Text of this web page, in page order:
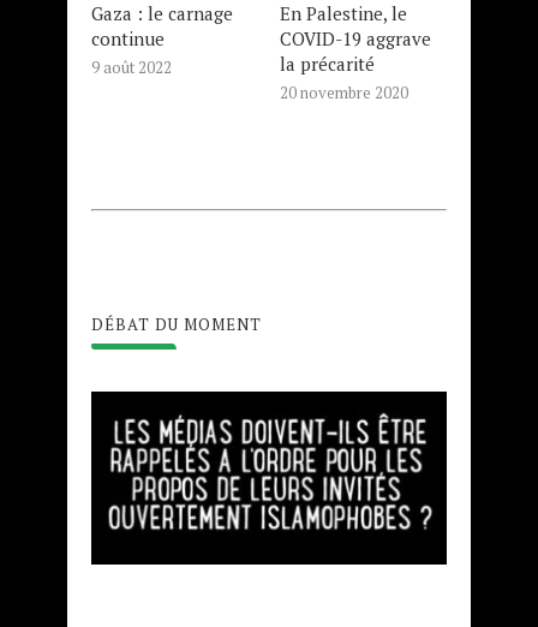
Gaza : le carnage
continue
9 août 2022
En Palestine, le
COVID-19 aggrave
la précarité
20 novembre 2020
DÉBAT DU MOMENT